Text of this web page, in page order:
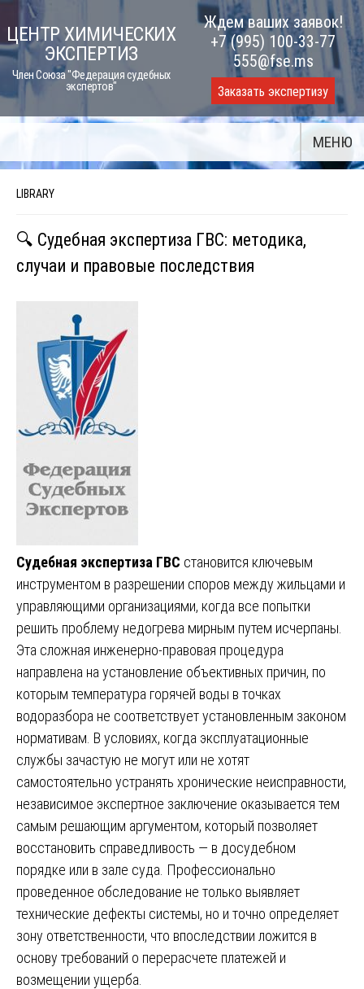
Skip
to
content
ЦЕНТР ХИМИЧЕСКИХ
ЭКСПЕРТИЗ
Член Союза "Федерация судебных
экспертов"
Ждем ваших заявок!
+7 (995) 100-33-77
555@fse.ms
Заказать экспертизу
МЕНЮ
LIBRARY
🔍 Судебная экспертиза ГВС: методика,
случаи и правовые последствия
Судебная экспертиза ГВС становится ключевым
инструментом в разрешении споров между жильцами и
управляющими организациями, когда все попытки
решить проблему недогрева мирным путем исчерпаны.
Эта сложная инженерно-правовая процедура
направлена на установление объективных причин, по
которым температура горячей воды в точках
водоразбора не соответствует установленным законом
нормативам. В условиях, когда эксплуатационные
службы зачастую не могут или не хотят
самостоятельно устранять хронические неисправности,
независимое экспертное заключение оказывается тем
самым решающим аргументом, который позволяет
восстановить справедливость — в досудебном
порядке или в зале суда. Профессионально
проведенное обследование не только выявляет
технические дефекты системы, но и точно определяет
зону ответственности, что впоследствии ложится в
основу требований о перерасчете платежей и
возмещении ущерба.